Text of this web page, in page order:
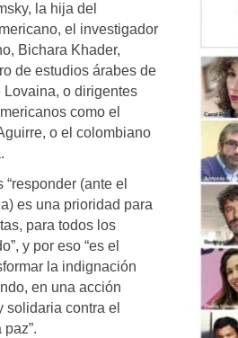
la hija del
el investigador
Bichara Khader,
de estudios árabes de
Lovaina, o dirigentes
como el
o el colombiano
(ante el
es una prioridad para
para todos los
y por eso “es el
la indignación
en una acción
solidaria contra el